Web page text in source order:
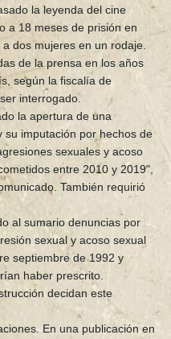
la leyenda del cine
a 18 meses de prisión en
dos mujeres en un rodaje.
de la prensa en los años
según la fiscalía de
interrogado.
la apertura de una
su imputación por hechos de
sexuales y acoso
entre 2010 y 2019",
También requirió
al sumario denuncias por
sexual y acoso sexual
septiembre de 1992 y
haber prescrito.
decidan este
En una publicación en